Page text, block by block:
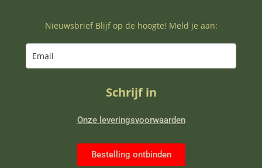
Nieuwsbrief Blijf op de hoogte! Meld je aan:
Schrijf in
Onze leveringsvoorwaarden
Bestelling ontbinden